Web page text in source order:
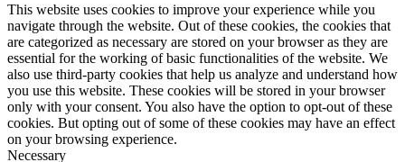
This website uses cookies to improve your experience while you
navigate through the website. Out of these cookies, the cookies that
are categorized as necessary are stored on your browser as they are
essential for the working of basic functionalities of the website. We
also use third-party cookies that help us analyze and understand how
you use this website. These cookies will be stored in your browser
only with your consent. You also have the option to opt-out of these
cookies. But opting out of some of these cookies may have an effect
on your browsing experience.
Necessary